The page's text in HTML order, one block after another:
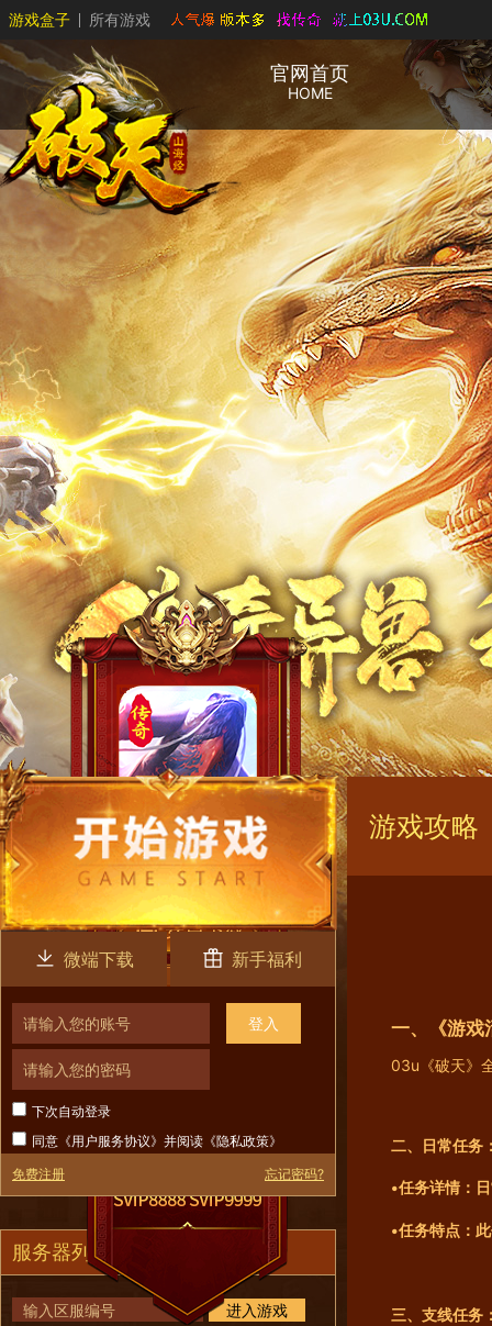
游戏盒子 所有游戏
官网首页
HOME
微端下载 新手福利
登入
下次自动登录
同意《用户服务协议》并阅读《隐私政策》
免费注册
忘记密码?
服务器列表
进入游戏
游戏攻略
一、 《游
03u《破天》
二、日常任务
•任务详情：
•任务特点：
三、支线任务